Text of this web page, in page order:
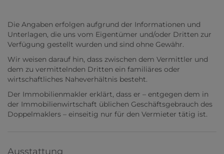
Die Angaben erfolgen aufgrund der Informationen und
Unterlagen, die uns vom Eigentümer und/oder Dritten zur
Verfügung gestellt wurden und sind ohne Gewähr.
Wir weisen darauf hin, dass zwischen dem Vermittler und
dem zu vermittelnden Dritten ein familiäres oder
wirtschaftliches Naheverhältnis besteht.
Der Immobilienmakler erklärt, dass er – entgegen dem in
der Immobilienwirtschaft üblichen Geschäftsgebrauch des
Doppelmaklers – einseitig nur für den Vermieter tätig ist.
Ausstattung